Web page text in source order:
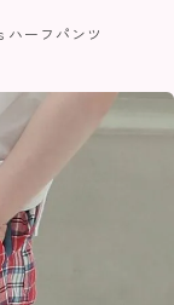
ハーフパンツ